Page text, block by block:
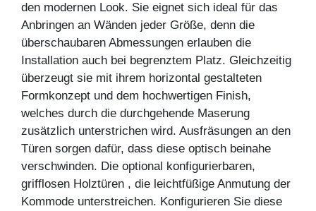
den modernen Look. Sie eignet sich ideal für das
Anbringen an Wänden jeder Größe, denn die
überschaubaren Abmessungen erlauben die
Installation auch bei begrenztem Platz. Gleichzeitig
überzeugt sie mit ihrem horizontal gestalteten
Formkonzept und dem hochwertigen Finish,
welches durch die durchgehende Maserung
zusätzlich unterstrichen wird. Ausfräsungen an den
Türen sorgen dafür, dass diese optisch beinahe
verschwinden. Die optional konfigurierbaren,
grifflosen Holztüren , die leichtfüßige Anmutung der
Kommode unterstreichen. Konfigurieren Sie diese